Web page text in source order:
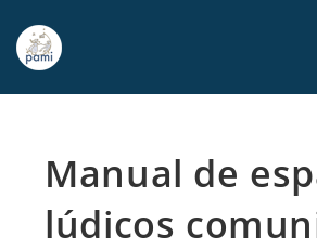
Manual de
lúdicos